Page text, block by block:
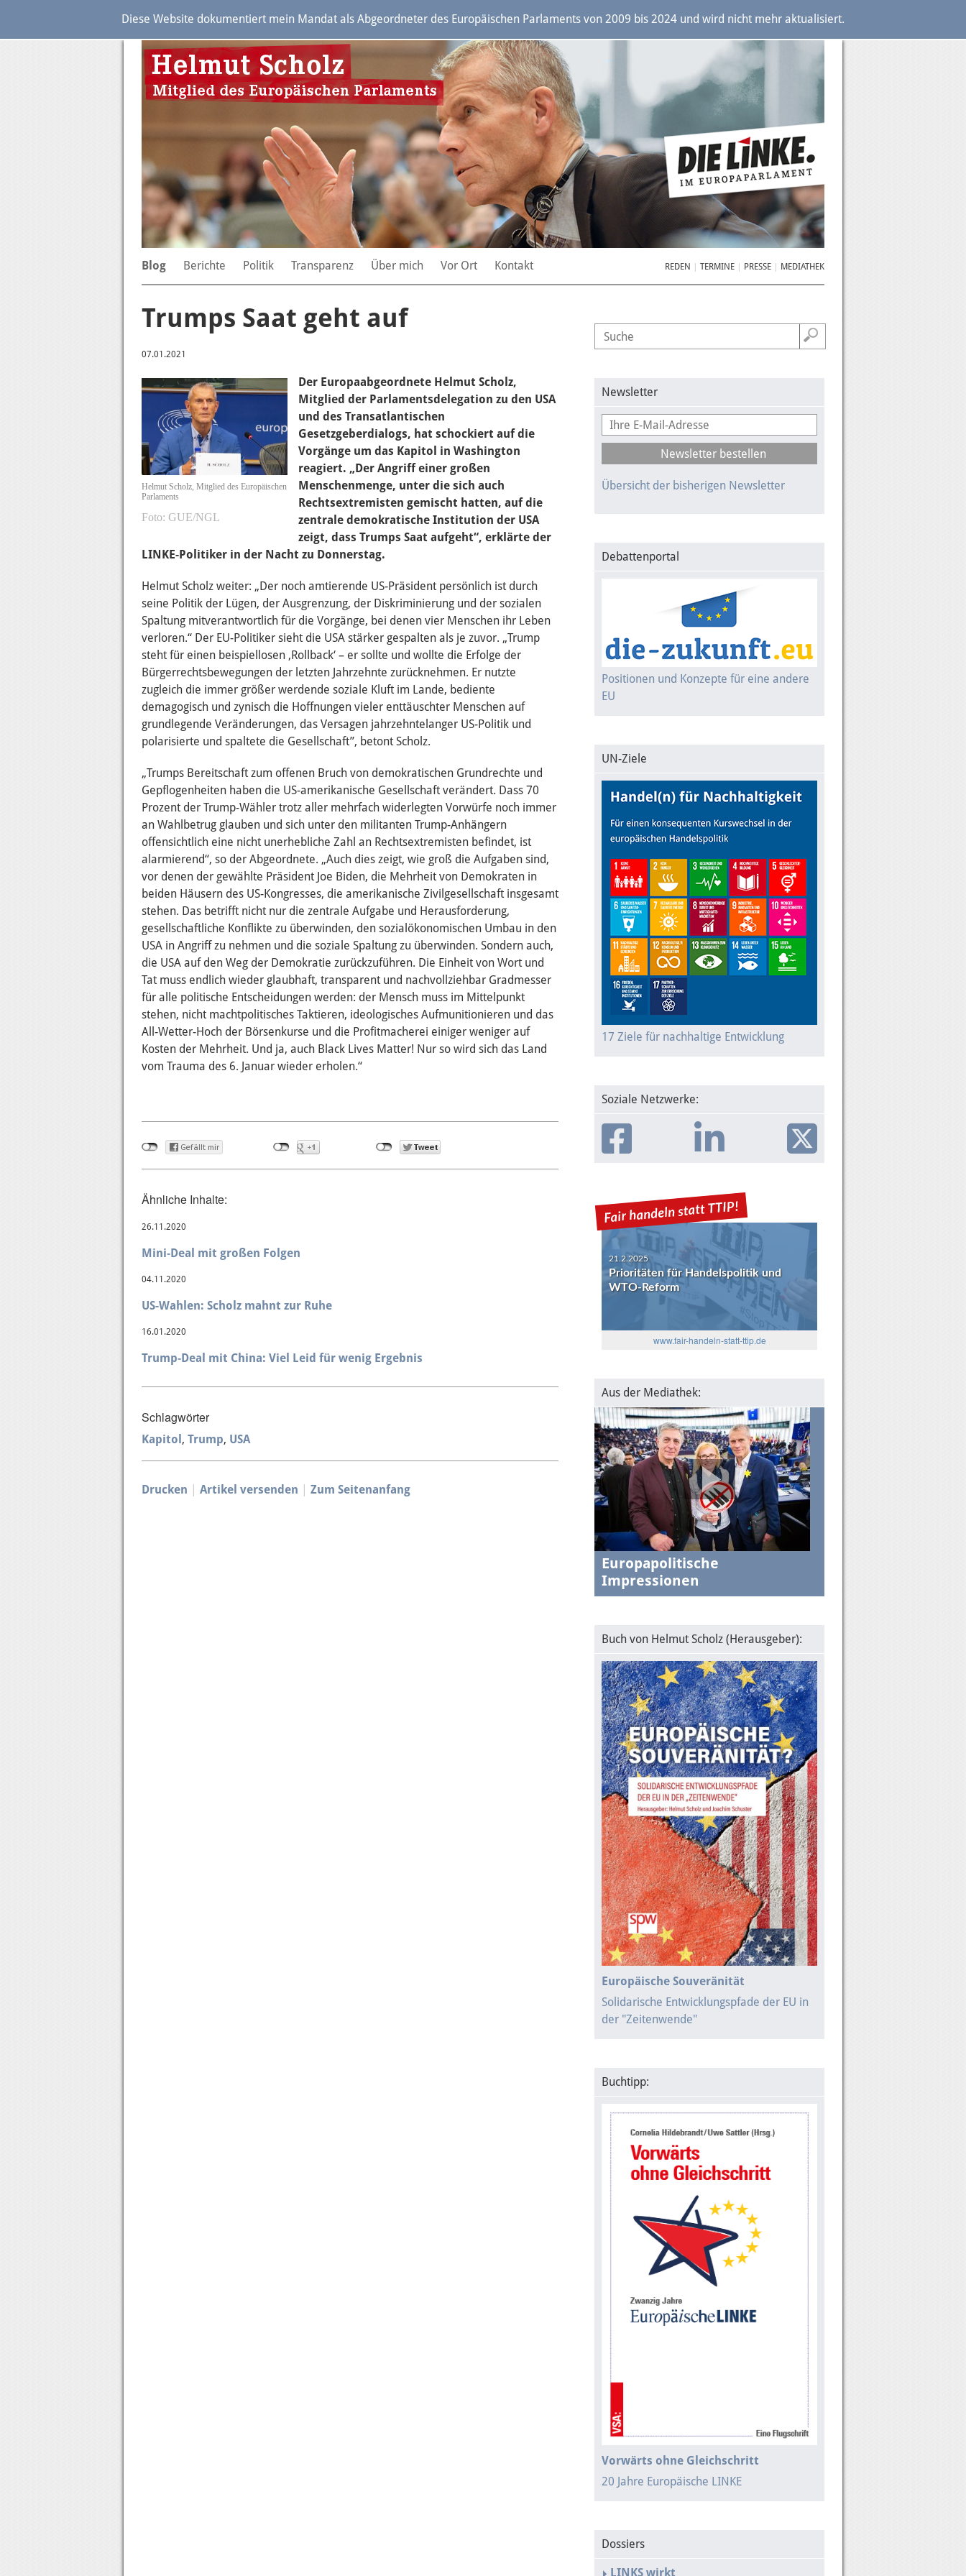
Diese Website dokumentiert mein Mandat als Abgeordneter des Europäischen Parlaments von 2009 bis 2024 und wird nicht mehr aktualisiert.
Blog Berichte Politik Transparenz Über mich Vor Ort Kontakt REDEN TERMINE PRESSE MEDIATHEK
Trumps Saat geht auf
07.01.2021
Helmut Scholz, Mitglied des Europäischen
Parlaments
GUE/NGL
Der Europaabgeordnete Helmut Scholz,
Mitglied der Parlamentsdelegation zu den USA
und des Transatlantischen
Gesetzgeberdialogs, hat schockiert auf die
Vorgänge um das Kapitol in Washington
reagiert. „Der Angriff einer großen
Menschenmenge, unter die sich auch
Rechtsextremisten gemischt hatten, auf die
zentrale demokratische Institution der USA
zeigt, dass Trumps Saat aufgeht“, erklärte der
LINKE-Politiker in der Nacht zu Donnerstag.
Helmut Scholz weiter: „Der noch amtierende US-Präsident persönlich ist durch
seine Politik der Lügen, der Ausgrenzung, der Diskriminierung und der sozialen
Spaltung mitverantwortlich für die Vorgänge, bei denen vier Menschen ihr Leben
verloren.“ Der EU-Politiker sieht die USA stärker gespalten als je zuvor. „Trump
steht für einen beispiellosen ‚Rollback‘ – er sollte und wollte die Erfolge der
Bürgerrechtsbewegungen der letzten Jahrzehnte zurücknehmen. Er nutzte
zugleich die immer größer werdende soziale Kluft im Lande, bediente
demagogisch und zynisch die Hoffnungen vieler enttäuschter Menschen auf
grundlegende Veränderungen, das Versagen jahrzehntelanger US-Politik und
polarisierte und spaltete die Gesellschaft”, betont Scholz.
„Trumps Bereitschaft zum offenen Bruch von demokratischen Grundrechte und
Gepflogenheiten haben die US-amerikanische Gesellschaft verändert. Dass 70
Prozent der Trump-Wähler trotz aller mehrfach widerlegten Vorwürfe noch immer
an Wahlbetrug glauben und sich unter den militanten Trump-Anhängern
offensichtlich eine nicht unerhebliche Zahl an Rechtsextremisten befindet, ist
alarmierend“, so der Abgeordnete. „Auch dies zeigt, wie groß die Aufgaben sind,
vor denen der gewählte Präsident Joe Biden, die Mehrheit von Demokraten in
beiden Häusern des US-Kongresses, die amerikanische Zivilgesellschaft insgesamt
stehen. Das betrifft nicht nur die zentrale Aufgabe und Herausforderung,
gesellschaftliche Konflikte zu überwinden, den sozialökonomischen Umbau in den
USA in Angriff zu nehmen und die soziale Spaltung zu überwinden. Sondern auch,
die USA auf den Weg der Demokratie zurückzuführen. Die Einheit von Wort und
Tat muss endlich wieder glaubhaft, transparent und nachvollziehbar Gradmesser
für alle politische Entscheidungen werden: der Mensch muss im Mittelpunkt
stehen, nicht machtpolitisches Taktieren, ideologisches Aufmunitionieren und das
All-Wetter-Hoch der Börsenkurse und die Profitmacherei einiger weniger auf
Kosten der Mehrheit. Und ja, auch Black Lives Matter! Nur so wird sich das Land
vom Trauma des 6. Januar wieder erholen.“
Ähnliche Inhalte:
26.11.2020
Mini-Deal mit großen Folgen
04.11.2020
US-Wahlen: Scholz mahnt zur Ruhe
16.01.2020
Trump-Deal mit China: Viel Leid für wenig Ergebnis
Schlagwörter
Kapitol Trump USA
Drucken Artikel versenden Zum Seitenanfang
Newsletter
Übersicht der bisherigen Newsletter
Debattenportal
Positionen und Konzepte für eine andere
EU
UN-Ziele
17 Ziele für nachhaltige Entwicklung
Soziale Netzwerke:
21.2.2025
Prioritäten für Handelspolitik und
WTO-Reform
USA-EU: Die Algorithmen und das
www.fair-handeln-statt-ttip.de
Aus der Mediathek:
Europapolitische
Impressionen
Buch von Helmut Scholz (Herausgeber):
Europäische Souveränität
Solidarische Entwicklungspfade der EU in
der "Zeitenwende"
Buchtipp:
Vorwärts ohne Gleichschritt
20 Jahre Europäische LINKE
Dossiers
LINKS wirkt